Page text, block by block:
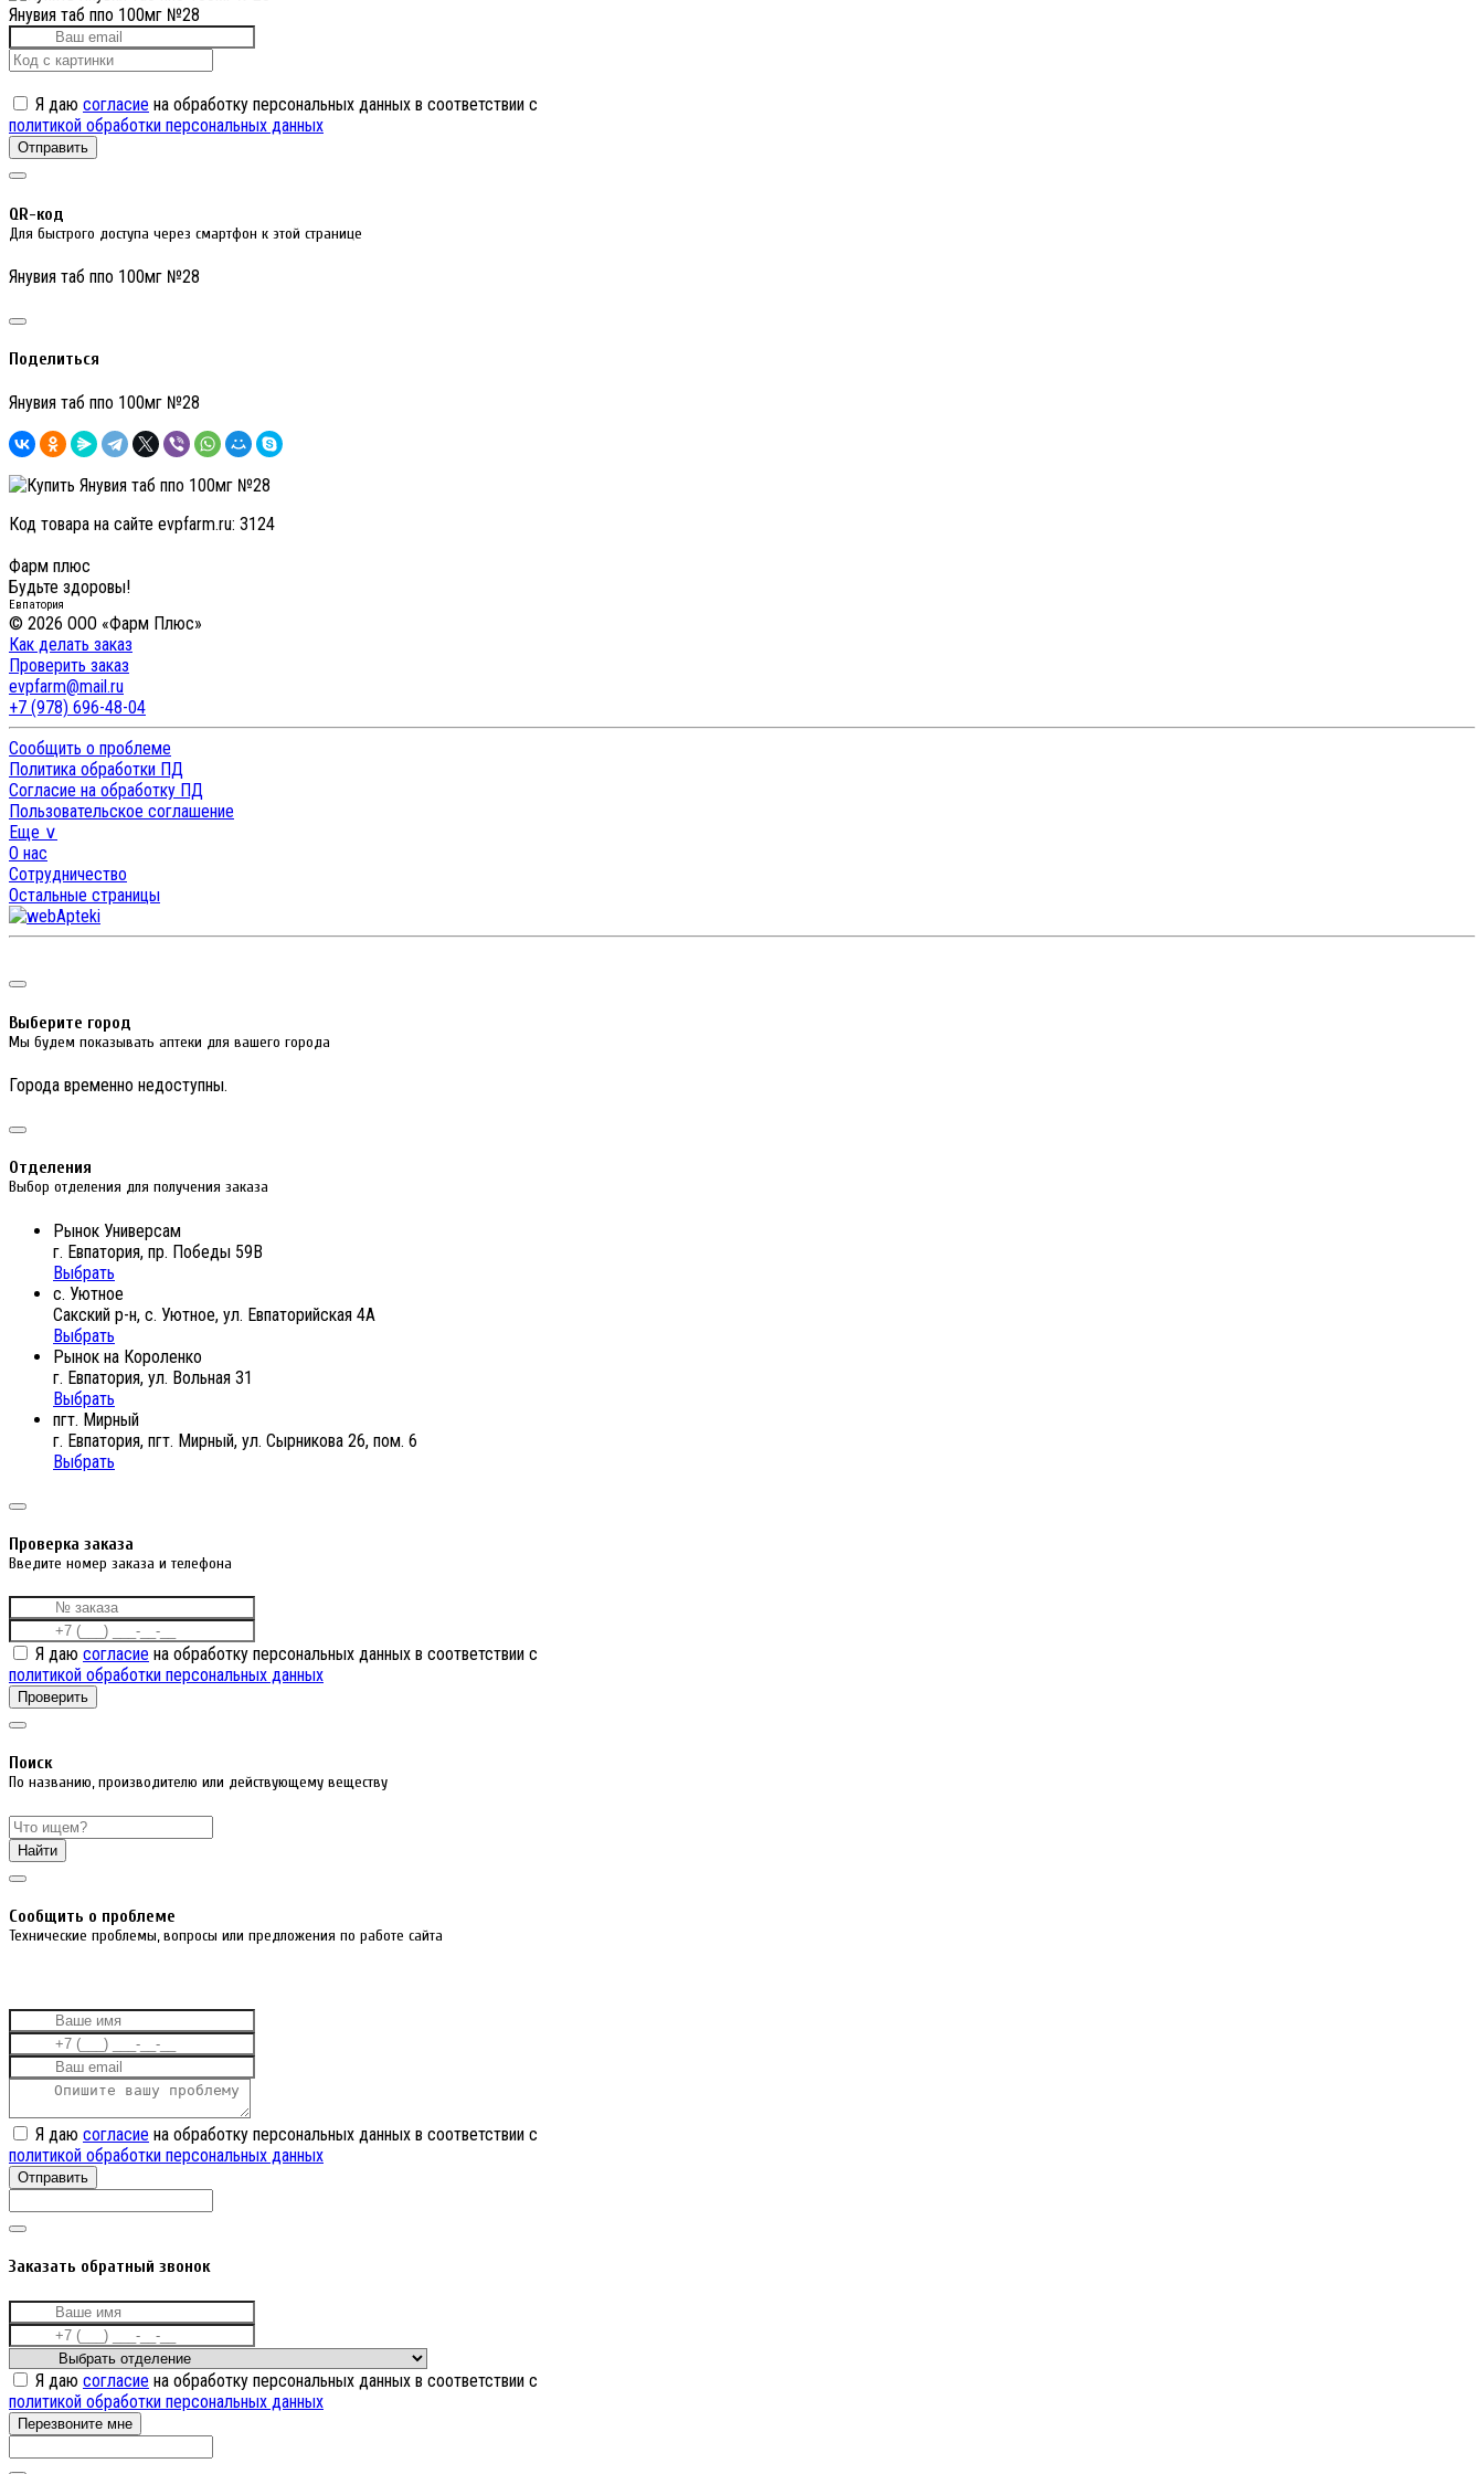
Янувия таб ппо 100мг №28
Я даю согласие на обработку персональных данных в соответствии с
политикой обработки персональных данных
Отправить
QR-код
Для быстрого доступа через смартфон к этой странице
Янувия таб ппо 100мг №28
Поделиться
Янувия таб ппо 100мг №28
Код товара на сайте evpfarm.ru: 3124
Фарм плюс
Будьте здоровы!
Евпатория
© 2026 ООО «Фарм Плюс»
Как делать заказ
Проверить заказ
evpfarm@mail.ru
+7 (978) 696-48-04
Сообщить о проблеме
Политика обработки ПД
Согласие на обработку ПД
Пользовательское соглашение
Еще ∨
О нас
Сотрудничество
Остальные страницы
Выберите город
Мы будем показывать аптеки для вашего города
Города временно недоступны.
Отделения
Выбор отделения для получения заказа
Рынок Универсам
г. Евпатория, пр. Победы 59В
Выбрать
с. Уютное
Сакский р-н, с. Уютное, ул. Евпаторийская 4А
Выбрать
Рынок на Короленко
г. Евпатория, ул. Вольная 31
Выбрать
пгт. Мирный
г. Евпатория, пгт. Мирный, ул. Сырникова 26, пом. 6
Выбрать
Проверка заказа
Введите номер заказа и телефона
Я даю согласие на обработку персональных данных в соответствии с
политикой обработки персональных данных
Проверить
Поиск
По названию, производителю или действующему веществу
Найти
Cообщить о проблеме
Технические проблемы, вопросы или предложения по работе сайта
Я даю согласие на обработку персональных данных в соответствии с
политикой обработки персональных данных
Отправить
Заказать обратный звонок
Я даю согласие на обработку персональных данных в соответствии с
политикой обработки персональных данных
Перезвоните мне